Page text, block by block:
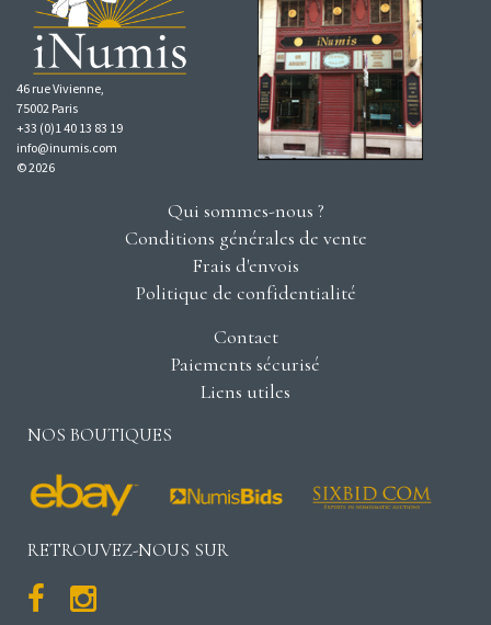
46 rue Vivienne,
75002 Paris
+33 (0)1 40 13 83 19
info@inumis.com
© 2026
Qui sommes-nous ?
Conditions générales de vente
Frais d'envois
Politique de confidentialité
Contact
Paiements sécurisé
Liens utiles
NOS BOUTIQUES
RETROUVEZ-NOUS SUR